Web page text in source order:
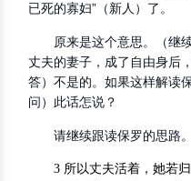
已死的寡妇”（新人）了。
原来是这个意思。（继
丈夫的妻子，成了自由身后
答）不是的。如果这样解读
问）此话怎说？
请继续跟读保罗的思路。
3 所以丈夫活着，她若